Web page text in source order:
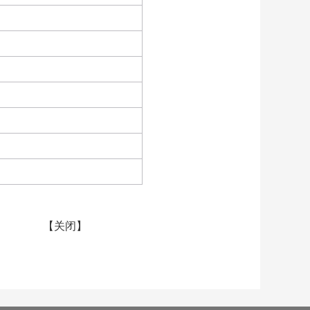
【 关闭 】